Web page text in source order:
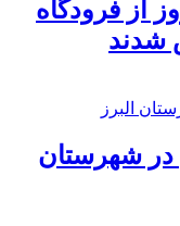
از فرودگاه
شدند
در شهرستان